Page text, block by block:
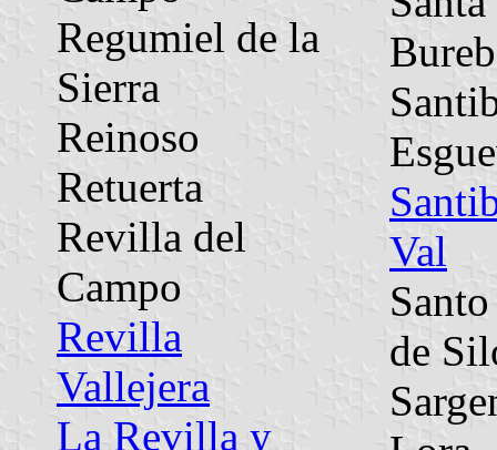
Regumiel de la
Sierra
Reinoso
Retuerta
Revilla del
Campo
Revilla
Vallejera
La Revilla y
Val
de